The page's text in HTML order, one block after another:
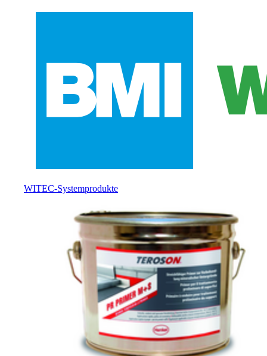
WITEC-Systemprodukte